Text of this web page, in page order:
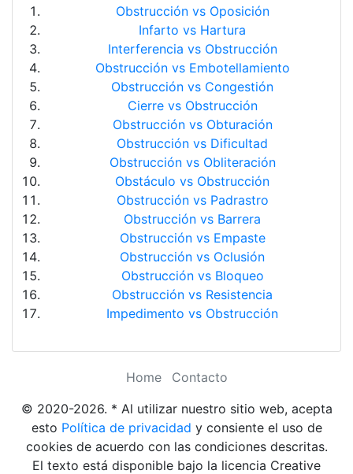
Obstrucción vs Oposición
Infarto vs Hartura
Interferencia vs Obstrucción
Obstrucción vs Embotellamiento
Obstrucción vs Congestión
Cierre vs Obstrucción
Obstrucción vs Obturación
Obstrucción vs Dificultad
Obstrucción vs Obliteración
Obstáculo vs Obstrucción
Obstrucción vs Padrastro
Obstrucción vs Barrera
Obstrucción vs Empaste
Obstrucción vs Oclusión
Obstrucción vs Bloqueo
Obstrucción vs Resistencia
Impedimento vs Obstrucción
Home
Contacto
© 2020-2026. * Al utilizar nuestro sitio web, acepta
esto Política de privacidad y consiente el uso de
cookies de acuerdo con las condiciones descritas.
El texto está disponible bajo la licencia Creative